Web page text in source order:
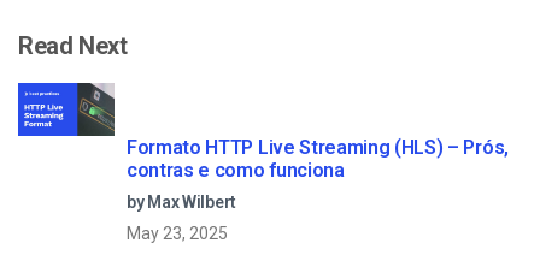
Read Next
Formato HTTP Live Streaming (HLS) – Prós,
contras e como funciona
by Max Wilbert
May 23, 2025